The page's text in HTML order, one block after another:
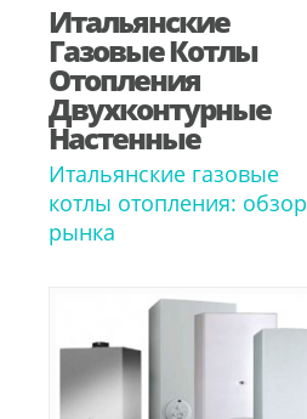
Итальянские
Газовые Котлы
Отопления
Двухконтурные
Настенные
Итальянские газовые
котлы отопления: обзор
рынка